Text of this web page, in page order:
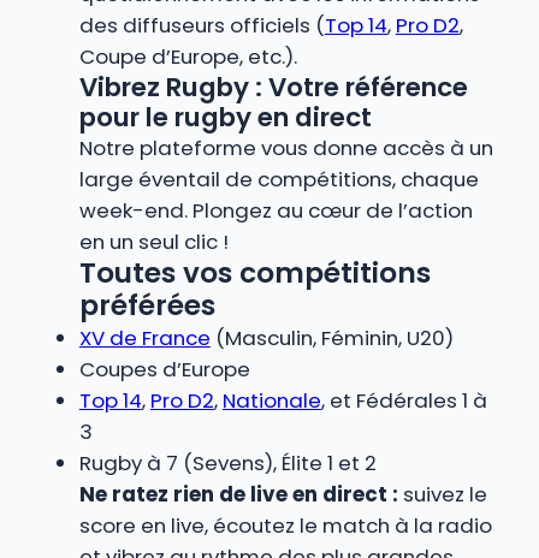
des diffuseurs officiels (Top 14, Pro D2,
Coupe d’Europe, etc.).
Vibrez Rugby : Votre référence
pour le rugby en direct
Notre plateforme vous donne accès à un
large éventail de compétitions, chaque
week-end. Plongez au cœur de l’action
en un seul clic !
Toutes vos compétitions
préférées
XV de France (Masculin, Féminin, U20)
Coupes d’Europe
Top 14, Pro D2, Nationale, et Fédérales 1 à
3
Rugby à 7 (Sevens), Élite 1 et 2
Ne ratez rien de live en direct : suivez le
score en live, écoutez le match à la radio